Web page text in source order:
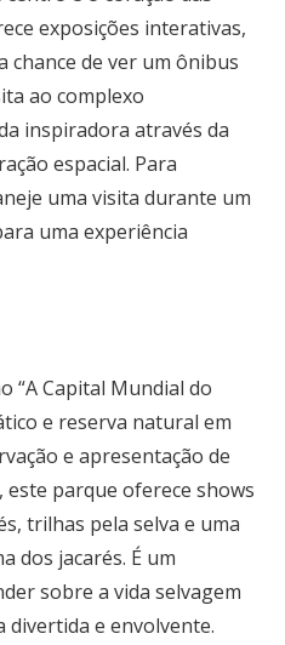
exposições interativas,
chance de ver um ônibus
ao complexo
inspiradora através da
espacial. Para
uma visita durante um
uma experiência
“A Capital Mundial do
e reserva natural em
e apresentação de
este parque oferece shows
trilhas pela selva e uma
dos jacarés. É um
sobre a vida selvagem
divertida e envolvente.